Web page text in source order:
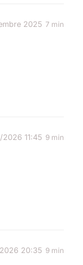
2025 7 min
2026 11:45 9 min
20:35 9 min